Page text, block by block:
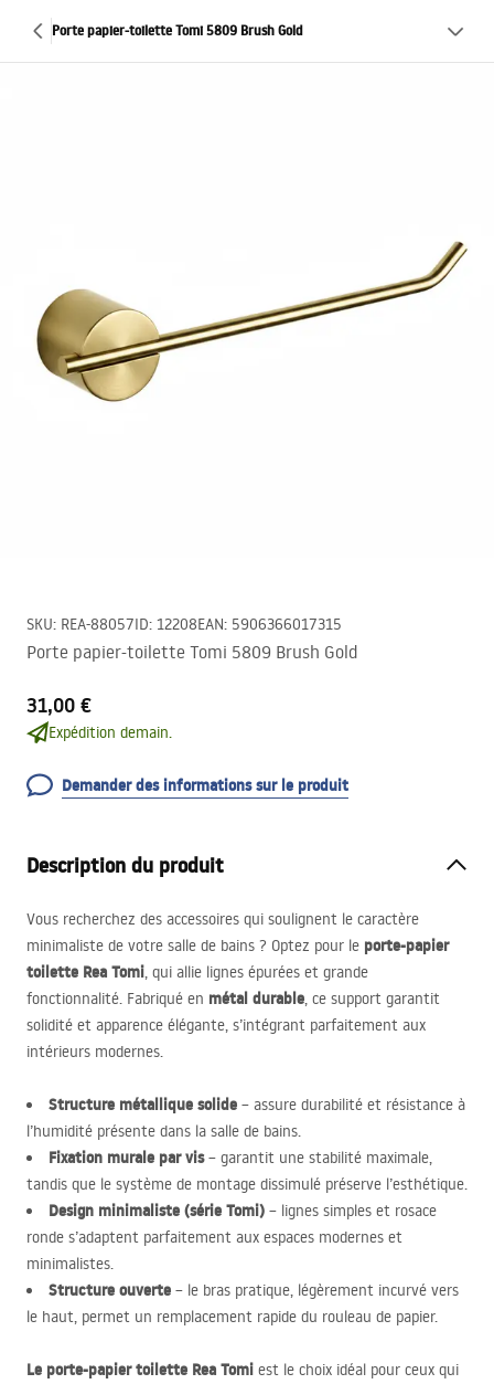
Porte papier-toilette Tomi 5809 Brush Gold
SKU: REA-88057ID: 12208EAN: 5906366017315
Porte papier-toilette Tomi 5809 Brush Gold
31,00 €
Expédition demain.
Demander des informations sur le produit
Description du produit
Vous recherchez des accessoires qui soulignent le caractère
minimaliste de votre salle de bains ? Optez pour le porte-papier
toilette Rea Tomi, qui allie lignes épurées et grande
fonctionnalité. Fabriqué en métal durable, ce support garantit
solidité et apparence élégante, s’intégrant parfaitement aux
intérieurs modernes.
Structure métallique solide – assure durabilité et résistance à
l’humidité présente dans la salle de bains.
Fixation murale par vis– garantit une stabilité maximale,
tandis que le système de montage dissimulé préserve l’esthétique.
Design minimaliste (série Tomi) – lignes simples et rosace
ronde s’adaptent parfaitement aux espaces modernes et
minimalistes.
Structure ouverte – le bras pratique, légèrement incurvé vers
le haut, permet un remplacement rapide du rouleau de papier.
Le porte-papier toilette Rea Tomi est le choix idéal pour ceux qui